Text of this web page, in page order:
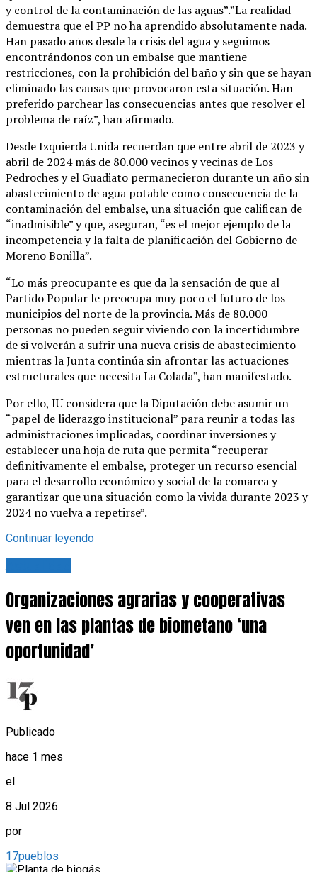
y control de la contaminación de las aguas”.”La realidad
demuestra que el PP no ha aprendido absolutamente nada.
Han pasado años desde la crisis del agua y seguimos
encontrándonos con un embalse que mantiene
restricciones, con la prohibición del baño y sin que se hayan
eliminado las causas que provocaron esta situación. Han
preferido parchear las consecuencias antes que resolver el
problema de raíz”, han afirmado.
Desde Izquierda Unida recuerdan que entre abril de 2023 y
abril de 2024 más de 80.000 vecinos y vecinas de Los
Pedroches y el Guadiato permanecieron durante un año sin
abastecimiento de agua potable como consecuencia de la
contaminación del embalse, una situación que califican de
“inadmisible” y que, aseguran, “es el mejor ejemplo de la
incompetencia y la falta de planificación del Gobierno de
Moreno Bonilla”.
“Lo más preocupante es que da la sensación de que al
Partido Popular le preocupa muy poco el futuro de los
municipios del norte de la provincia. Más de 80.000
personas no pueden seguir viviendo con la incertidumbre
de si volverán a sufrir una nueva crisis de abastecimiento
mientras la Junta continúa sin afrontar las actuaciones
estructurales que necesita La Colada”, han manifestado.
Por ello, IU considera que la Diputación debe asumir un
“papel de liderazgo institucional” para reunir a todas las
administraciones implicadas, coordinar inversiones y
establecer una hoja de ruta que permita “recuperar
definitivamente el embalse, proteger un recurso esencial
para el desarrollo económico y social de la comarca y
garantizar que una situación como la vivida durante 2023 y
2024 no vuelva a repetirse”.
Continuar leyendo
Organizaciones agrarias y cooperativas
ven en las plantas de biometano ‘una
oportunidad’
Publicado
hace 1 mes
el
8 Jul 2026
por
17pueblos